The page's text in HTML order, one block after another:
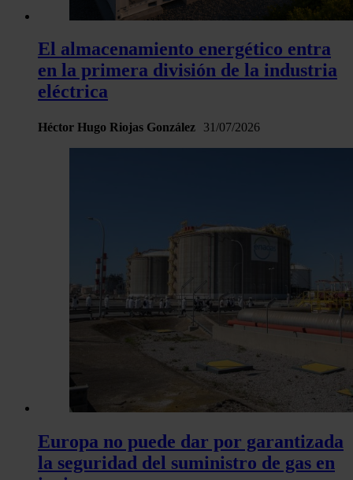
El almacenamiento energético entra
en la primera división de la industria
eléctrica
Héctor Hugo Riojas González 31/07/2026
Europa no puede dar por garantizada
la seguridad del suministro de gas en